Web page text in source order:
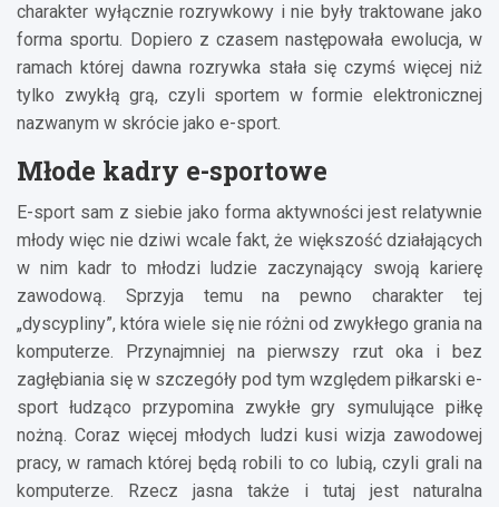
charakter wyłącznie rozrywkowy i nie były traktowane jako
forma sportu. Dopiero z czasem następowała ewolucja, w
ramach której dawna rozrywka stała się czymś więcej niż
tylko zwykłą grą, czyli sportem w formie elektronicznej
nazwanym w skrócie jako e-sport.
Młode kadry e-sportowe
E-sport sam z siebie jako forma aktywności jest relatywnie
młody więc nie dziwi wcale fakt, że większość działających
w nim kadr to młodzi ludzie zaczynający swoją karierę
zawodową. Sprzyja temu na pewno charakter tej
„dyscypliny”, która wiele się nie różni od zwykłego grania na
komputerze. Przynajmniej na pierwszy rzut oka i bez
zagłębiania się w szczegóły pod tym względem piłkarski e-
sport łudząco przypomina zwykłe gry symulujące piłkę
nożną. Coraz więcej młodych ludzi kusi wizja zawodowej
pracy, w ramach której będą robili to co lubią, czyli grali na
komputerze. Rzecz jasna także i tutaj jest naturalna